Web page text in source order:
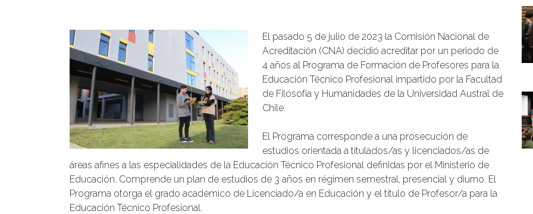
El pasado 5 de julio de 2023 la Comisión Nacional de
Acreditación (CNA) decidió acreditar por un periodo de
4 años al Programa de Formación de Profesores para la
Educación Técnico Profesional impartido por la Facultad
de Filosofía y Humanidades de la Universidad Austral de
Chile.
El Programa corresponde a una prosecución de
estudios orientada a titulados/as y licenciados/as de
áreas afines a las especialidades de la Educación Técnico Profesional definidas por el Ministerio de
Educación. Comprende un plan de estudios de 3 años en régimen semestral, presencial y diurno. El
Programa otorga el grado académico de Licenciado/a en Educación y el título de Profesor/a para la
Educación Técnico Profesional.